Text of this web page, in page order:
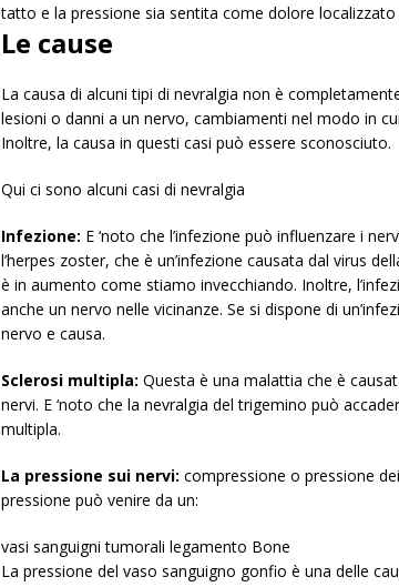
tatto e la pressione sia sentita come dolore
Le cause
La causa di alcuni tipi di nevralgia non è
lesioni o danni a un nervo, cambiamenti nel modo in
Inoltre, la causa in questi casi può essere sconosciuto.
Qui ci sono alcuni casi di nevralgia
Infezione: E ‘noto che l’infezione può influenzare i
l’herpes zoster, che è un’infezione causata dal virus
è in aumento come stiamo invecchiando. Inoltre,
anche un nervo nelle vicinanze. Se si dispone di
nervo e causa.
Sclerosi multipla: Questa è una malattia che è
nervi. E ‘noto che la nevralgia del trigemino può
multipla.
La pressione sui nervi: compressione o pressione
pressione può venire da un:
vasi sanguigni tumorali legamento Bone
La pressione del vaso sanguigno gonfio è una delle